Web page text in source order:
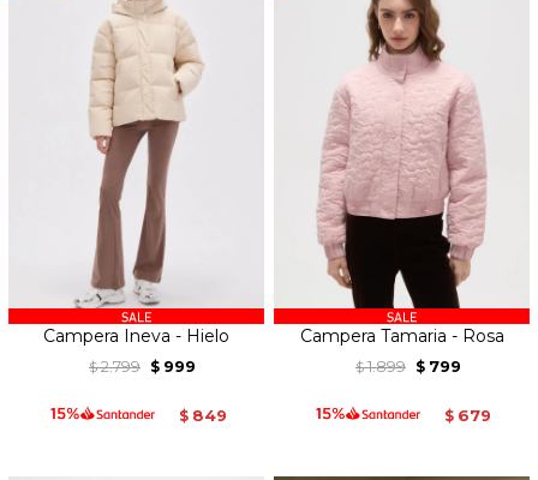
Campera Ineva - Hielo
$ 2.799 $ 999
$ 849
Campera Tamaria - Rosa
$ 1.899 $ 799
$ 679